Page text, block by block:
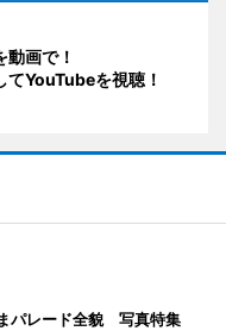
画で！
てYouTubeを視聴！
パレード全貌 写真特集